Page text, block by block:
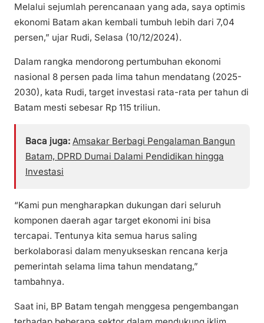
Melalui sejumlah perencanaan yang ada, saya optimis
ekonomi Batam akan kembali tumbuh lebih dari 7,04
persen,” ujar Rudi, Selasa (10/12/2024).
Dalam rangka mendorong pertumbuhan ekonomi
nasional 8 persen pada lima tahun mendatang (2025-
2030), kata Rudi, target investasi rata-rata per tahun di
Batam mesti sebesar Rp 115 triliun.
Baca juga: Amsakar Berbagi Pengalaman Bangun
Batam, DPRD Dumai Dalami Pendidikan hingga
Investasi
“Kami pun mengharapkan dukungan dari seluruh
komponen daerah agar target ekonomi ini bisa
tercapai. Tentunya kita semua harus saling
berkolaborasi dalam menyukseskan rencana kerja
pemerintah selama lima tahun mendatang,”
tambahnya.
Saat ini, BP Batam tengah menggesa pengembangan